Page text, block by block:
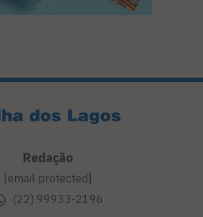
Redação
[email protected]
(22) 99933-2196